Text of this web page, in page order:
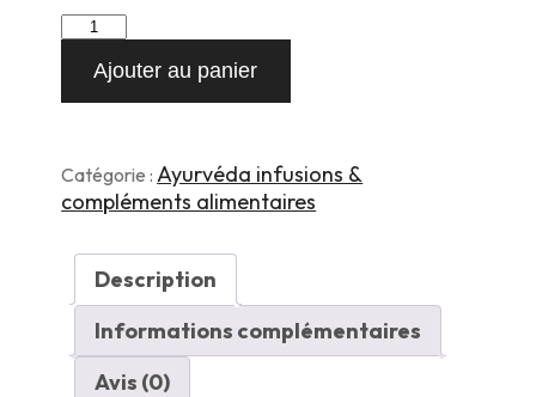
quantité
de
BrahmiAjouter au panier
Catégorie : Ayurvéda infusions &
compléments alimentaires
Description
Informations complémentaires
Avis (0)